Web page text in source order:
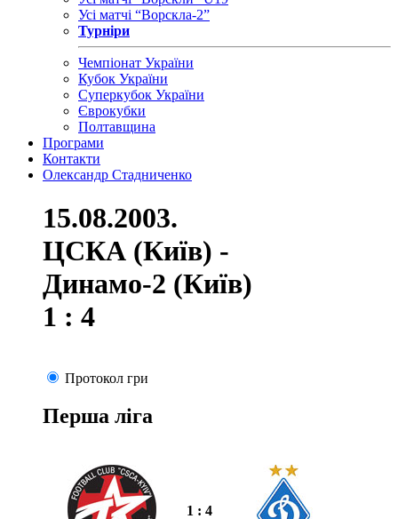
Усі матчі “Ворскла-2”
Турніри
Чемпіонат України
Кубок України
Суперкубок України
Єврокубки
Полтавщина
Програми
Контакти
Олександр Стадниченко
15.08.2003.
ЦСКА (Київ) -
Динамо-2 (Київ)
1 : 4
Протокол гри
Перша ліга
1 : 4